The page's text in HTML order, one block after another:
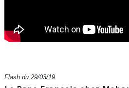
Flash du 29/03/19